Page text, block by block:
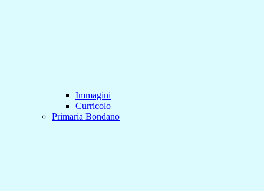
Immagini
Curricolo
Primaria Bondano